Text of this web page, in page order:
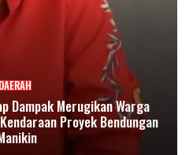
Dampak Merugikan Warga
Proyek Bendungan